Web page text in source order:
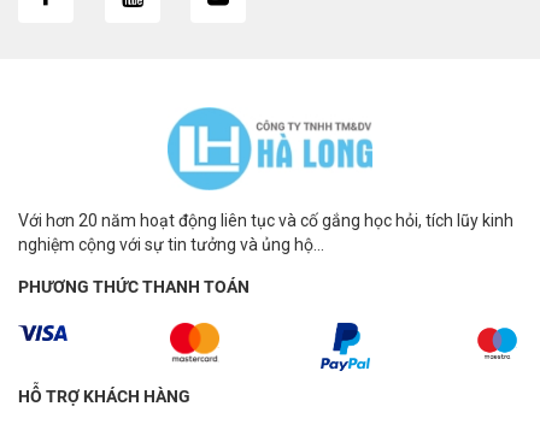
Với hơn 20 năm hoạt động liên tục và cố gắng học hỏi, tích lũy kinh
nghiệm cộng với sự tin tưởng và ủng hộ...
PHƯƠNG THỨC THANH TOÁN
HỖ TRỢ KHÁCH HÀNG